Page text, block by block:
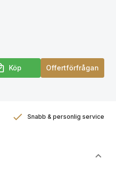
Köp Offertförfrågan
Snabb & personlig service